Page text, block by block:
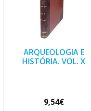
ARQUEOLOGIA E
HISTÓRIA. VOL. X
9,54€